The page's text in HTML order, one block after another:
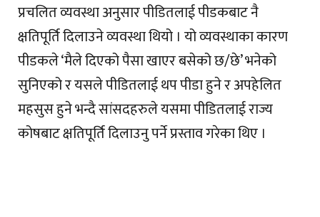
प्रचलित व्यवस्था अनुसार पीडितलाई पीडकबाट नै
क्षतिपूर्ति दिलाउने व्यवस्था थियो । यो व्यवस्थाका कारण
पीडकले ‘मैले दिएको पैसा खाएर बसेको छ/छे’ भनेको
सुनिएको र यसले पीडितलाई थप पीडा हुने र अपहेलित
महसुस हुने भन्दै सांसदहरुले यसमा पीडितलाई राज्य
कोषबाट क्षतिपूर्ति दिलाउनु पर्ने प्रस्ताव गरेका थिए ।